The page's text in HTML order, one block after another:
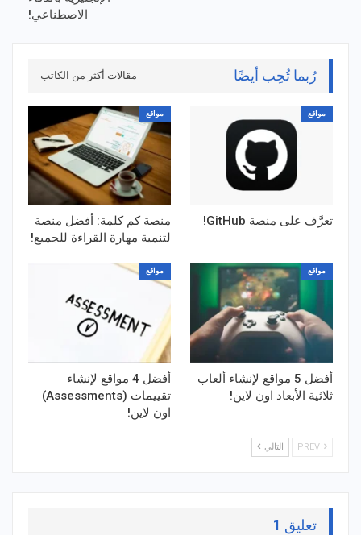
الاصطناعي!
رُبما تُحِب أيضًا مقالات أكثر من الكاتب
مواقع
تعرَّف على منصة GitHub!
مواقع
منصة كم كلمة: أفضل منصة
لتنمية مهارة القراءة للجميع!
مواقع
أفضل 5 مواقع لإنشاء ألعاب
ثلاثية الأبعاد اون لاين!
مواقع
أفضل 4 مواقع لإنشاء
تقييمات (Assessments)
اون لاين!
التالي
تعليق 1